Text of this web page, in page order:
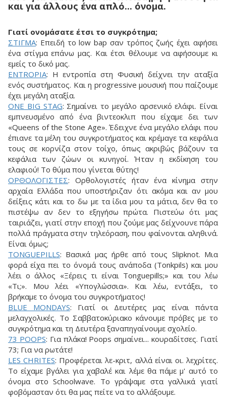
και για άλλους ένα απλό... όνομα.
Γιατί ονομάσατε έτσι το συγκρότημα;
ΣTIΓMA: Επειδή το low bap σαν τρόπος ζωής έχει αφήσει
ένα στίγμα επάνω μας. Και έτσι θέλουμε να αφήσουμε κι
εμείς το δικό μας.
ENTROPIA: Η εντροπία στη Φυσική δείχνει την αταξία
ενός συστήματος. Και η progressive μουσική που παίζουμε
έχει μεγάλη αταξία.
ONE BIG STAG: Σημαίνει το μεγάλο αρσενικό ελάφι. Είναι
εμπνευσμένο από ένα βιντεοκλιπ που είχαμε δει των
«Queens of the Stone Age». Έδειχνε ένα μεγάλο ελάφι που
έπιανε τα μέλη του συγκροτήματος και κρέμαγε τα κεφάλια
τους σε κορνίζα στον τοίχο, όπως ακριβώς βάζουν τα
κεφάλια των ζώων οι κυνηγοί. Ήταν η εκδίκηση του
ελαφιού! Το θύμα που γίνεται θύτης!
OPΘOΛOΓIΣTEΣ: Ορθολογιστές ήταν ένα κίνημα στην
αρχαία Ελλάδα που υποστήριζαν ότι ακόμα και αν μου
δείξεις κάτι και το δω με τα ίδια μου τα μάτια, δεν θα το
πιστέψω αν δεν το εξηγήσω πρώτα. Πιστεύω ότι μας
ταιριάζει, γιατί στην εποχή που ζούμε μας δείχνουνε πάρα
πολλά πράγματα στην τηλεόραση, που φαίνονται αληθινά.
Είναι όμως;
TONGUEPILLS: Βασικά μας ήρθε από τους Slipknot. Μια
φορά είχα πει το όνομά τους ανάποδα (Tonkpils) και μου
λέει ο άλλος «Ξέρεις τι είναι Tonguepills;» και του λέω
«Τι;». Μου λέει «Υπογλώσσια». Και λέω, εντάξει, το
βρήκαμε το όνομα του συγκροτήματος!
BLUE MONDAYS: Γιατί οι Δευτέρες μας είναι πάντα
μελαγχολικές. Το Σαββατοκύριακο κάνουμε πρόβες με το
συγκρότημα και τη Δευτέρα ξαναπηγαίνουμε σχολείο.
73 POOPS: Για πλάκα! Poops σημαίνει... κουραδίτσες. Γιατί
73; Για να ρωτάτε!
LES CHRITES: Προφέρεται λε-κριτ, αλλά είναι οι. λεχρίτες.
Το είχαμε βγάλει για χαβαλέ και λέμε θα πάμε μ' αυτό το
όνομα στο Schoolwave. Το γράψαμε στα γαλλικά γιατί
φοβόμασταν ότι θα μας πείτε να το αλλάξουμε.